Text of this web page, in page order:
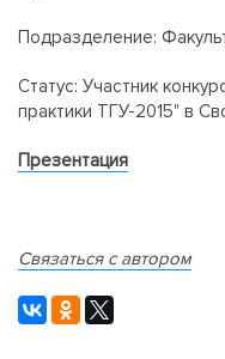
Подразделение:
Статус: Участник
практики ТГУ-2015" в
Презентация
Связаться с автором